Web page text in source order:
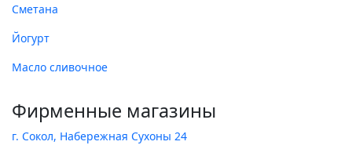
Сметана
Йогурт
Масло сливочное
Фирменные магазины
г. Сокол, Набережная Сухоны 24